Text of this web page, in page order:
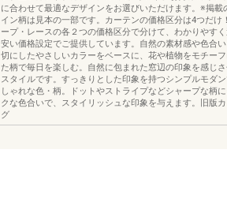
に合わせて最適なデザインをお選びいただけます。※掲載
イン柄は見本の一部です。カーテンの価格区分は4つだけ
ープ・レースの各２つの価格区分で分けて、わかりやす
安い価格設定でご提供しています。自然の素材感や色合
切にしたやさしいカラーをベースに、花や植物をモチーフ
た柄で毎日を楽しむ。自然に包まれた窓辺の印象を感じ
スタイルです。すっきりとした印象を持つシンプルモダ
しゃれな色・柄。ドットやストライプなどシャープな柄に
クな色合いで、スタイリッシュな印象を与えます。旧版カ
グ